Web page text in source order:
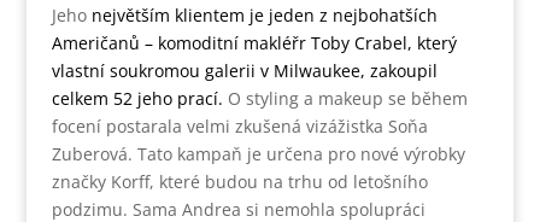
Jehonejvětším klientem je jeden z nejbohatších
Američanů – komoditní makléřr Toby Crabel, který
vlastní soukromou galerii v Milwaukee, zakoupil
celkem 52 jeho prací. O styling a makeup se během
focení postarala velmi zkušená vizážistka Soňa
Zuberová. Tato kampaň je určena pro nové výrobky
značky Korff, které budou na trhu od letošního
podzimu. Sama Andrea si nemohla spolupráci